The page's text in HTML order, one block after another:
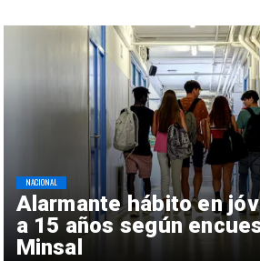
Alarmante hábito en
a 15 años según
Minsal
NACIONAL